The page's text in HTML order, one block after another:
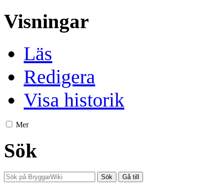
Visningar
Läs
Redigera
Visa historik
Mer
Sök